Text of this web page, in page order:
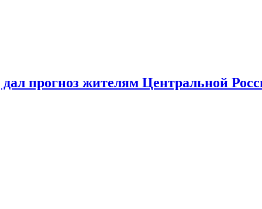
прогноз жителям Центральной